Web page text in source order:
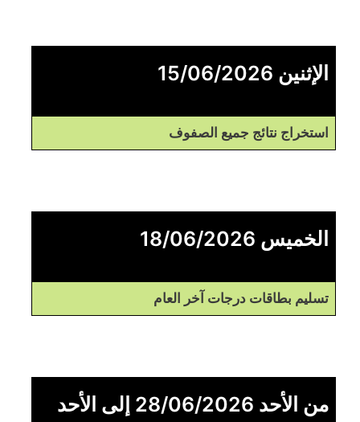
الإثنين 15/06/2026
استخراج نتائج جميع الصفوف
الخميس 18/06/2026
تسليم بطاقات درجات آخر العام
من الأحد 28/06/2026 إلى الأحد